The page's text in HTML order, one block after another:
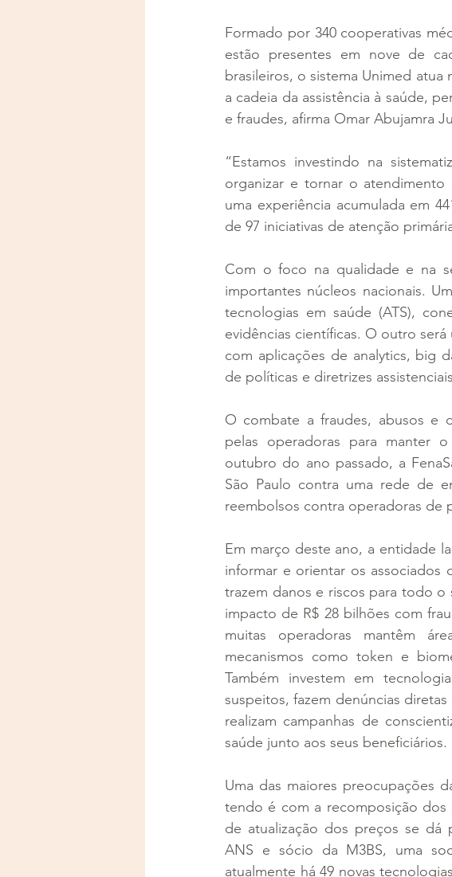
Formado por 340 cooperativas
estão presentes em nove de
brasileiros, o sistema Unimed
a cadeia da assistência à saúde,
e fraudes, afirma Omar Abujamra
“Estamos investindo na
organizar e tornar o atendimento
uma experiência acumulada em
de 97 iniciativas de atenção
Com o foco na qualidade e na
importantes núcleos nacionais.
tecnologias em saúde (ATS),
evidências científicas. O outro
com aplicações de analytics, big
de políticas e diretrizes
O combate a fraudes, abusos e
pelas operadoras para manter
outubro do ano passado, a
São Paulo contra uma rede de
reembolsos contra operadoras de
Em março deste ano, a entidade
informar e orientar os associados
trazem danos e riscos para todo o
impacto de R$ 28 bilhões com
muitas operadoras mantêm
mecanismos como token e
Também investem em
suspeitos, fazem denúncias
realizam campanhas de
saúde junto aos seus beneficiários.
Uma das maiores preocupações
tendo é com a recomposição dos
de atualização dos preços se dá
ANS e sócio da M3BS, uma
atualmente há 49 novas